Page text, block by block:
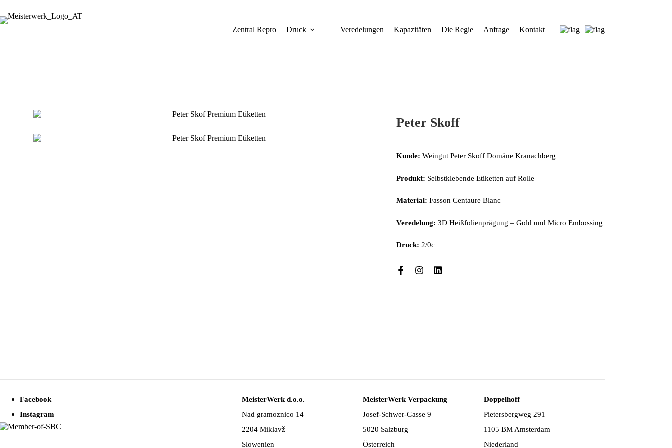
Zentral Repro Druck Veredelungen Kapazitäten Die Regie Anfrage Kontakt
Peter Skoff
Kunde: Weingut Peter Skoff Domäne Kranachberg
Produkt: Selbstklebende Etiketten auf Rolle
Material: Fasson Centaure Blanc
Veredelung: 3D Heißfolienprägung – Gold und Micro Embossing
Druck: 2/0c
Facebook
Instagram
MeisterWerk d.o.o.
Nad gramoznico 14
2204 Miklavž
Slowenien
MeisterWerk Verpackung
Josef-Schwer-Gasse 9
5020 Salzburg
Österreich
Doppelhoff
Pietersbergweg 291
1105 BM Amsterdam
Niederland